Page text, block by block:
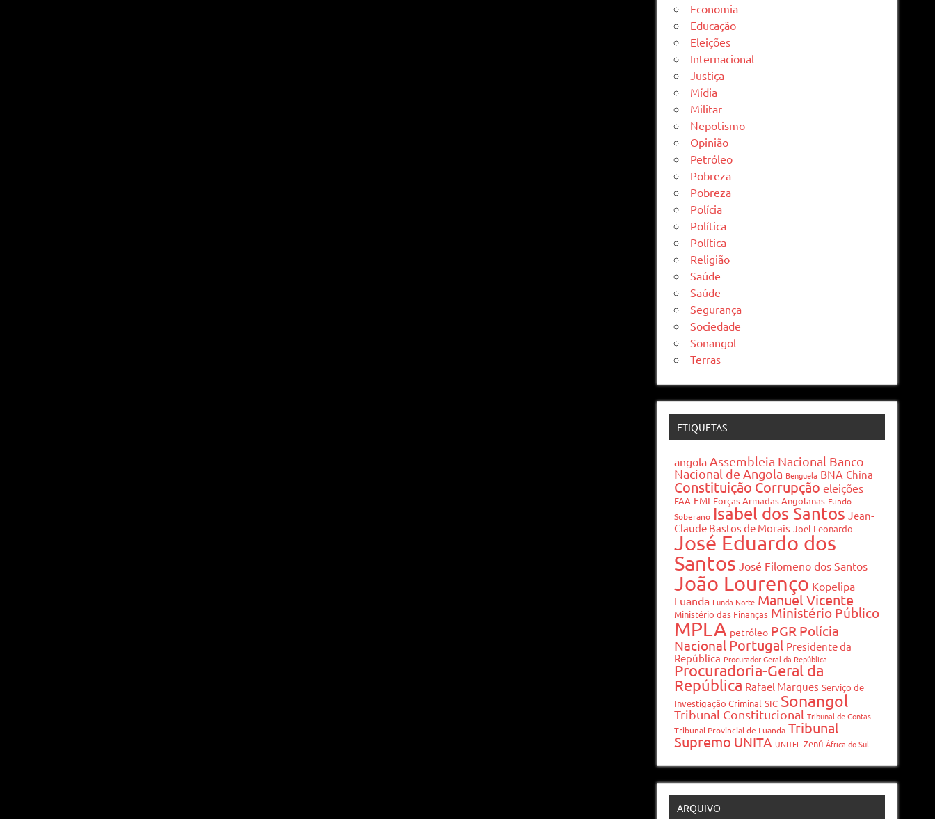
Economia
Educação
Eleições
Internacional
Justiça
Mídia
Militar
Nepotismo
Opinião
Petróleo
Pobreza
Pobreza
Polícia
Política
Política
Religião
Saúde
Saúde
Segurança
Sociedade
Sonangol
Terras
ETIQUETAS
angola Assembleia Nacional Banco
Nacional de Angola Benguela BNA China
Constituição Corrupção eleições
FAA FMI Forças Armadas Angolanas Fundo
Soberano Isabel dos Santos Jean-
Claude Bastos de Morais Joel Leonardo
José Eduardo dos
Santos José Filomeno dos Santos
João Lourenço Kopelipa
Luanda Lunda-Norte Manuel Vicente
Ministério das Finanças Ministério Público
MPLA petróleo PGR Polícia
Nacional Portugal Presidente da
República Procurador-Geral da República
Procuradoria-Geral da
República Rafael Marques Serviço de
Investigação Criminal SIC Sonangol
Tribunal Constitucional Tribunal de Contas
Tribunal Provincial de Luanda Tribunal
Supremo UNITA UNITEL Zenú África do Sul
ARQUIVO